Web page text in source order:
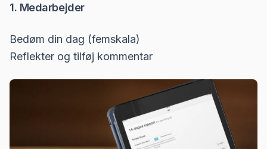
1. Medarbejder
Bedøm din dag (femskala)
Reflekter og tilføj kommentar